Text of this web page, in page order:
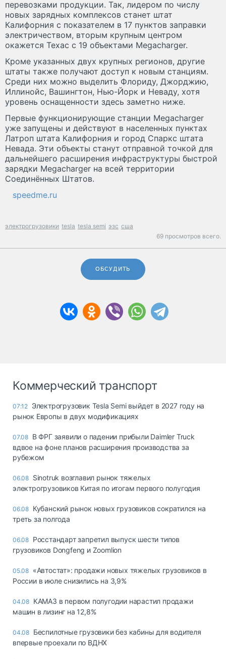
перевозками продукции. Так, лидером по числу
новых зарядных комплексов станет штат
Калифорния с показателем в 17 пунктов заправки
электричеством, вторым крупным центром
окажется Техас с 19 объектами Megacharger.
Кроме указанных двух крупных регионов, другие
штаты также получают доступ к новым станциям.
Среди них можно выделить Флориду, Джорджию,
Иллинойс, Вашингтон, Нью-Йорк и Неваду, хотя
уровень оснащенности здесь заметно ниже.
Первые функционирующие станции Megacharger
уже запущены и действуют в населенных пунктах
Латроп штата Калифорния и город Спаркс штата
Невада. Эти объекты станут отправной точкой для
дальнейшего расширения инфраструктуры быстрой
зарядки Megacharger на всей территории
Соединённых Штатов.
speedme.ru
электрогрузовики tesla tesla semi эзс сша
69 просмотров всего.
ОБСУДИТЬ
Коммерческий транспорт
07:12 Электрогрузовик Tesla Semi выйдет в 2027 году на
рынок Европы в двух модификациях
07.08 В ФРГ заявили о падении прибыли Daimler Truck
вдвое на фоне планов расширения производства за
рубежом
06.08 Sinotruk возглавил рынок тяжелых
электрогрузовиков Китая по итогам первого полугодия
06.08 Кубанский рынок новых грузовиков сократился на
треть за полгода
06.08 Росстандарт запретил выпуск шести типов
грузовиков Dongfeng и Zoomlion
05.08 «Автостат»: продажи новых тяжелых грузовиков в
России в июле снизились на 3,9%
04.08 КАМАЗ в первом полугодии нарастил продажи
машин в лизинг на 12,8%
04.08 Беспилотные грузовики без кабины для водителя
впервые проехали по ВДНХ